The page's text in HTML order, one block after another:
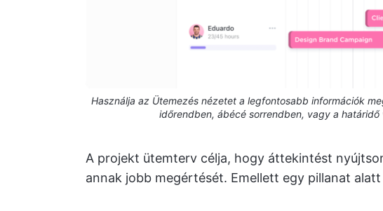
Használja az Ütemezés nézetet a legfontosabb információk
időrendben, ábécé sorrendben, vagy a
A projekt ütemterv célja, hogy áttekintést
annak jobb megértését. Emellett egy pillanat